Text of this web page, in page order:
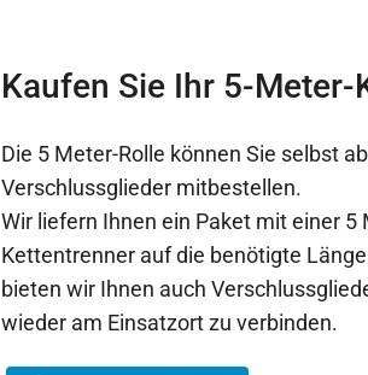
Kaufen Sie Ihr 5-
Die 5 Meter-Rolle können Sie selbst
Verschlussglieder mitbestellen.
Wir liefern Ihnen ein Paket mit einer
Kettentrenner auf die benötigte
bieten wir Ihnen auch
wieder am Einsatzort zu verbinden.